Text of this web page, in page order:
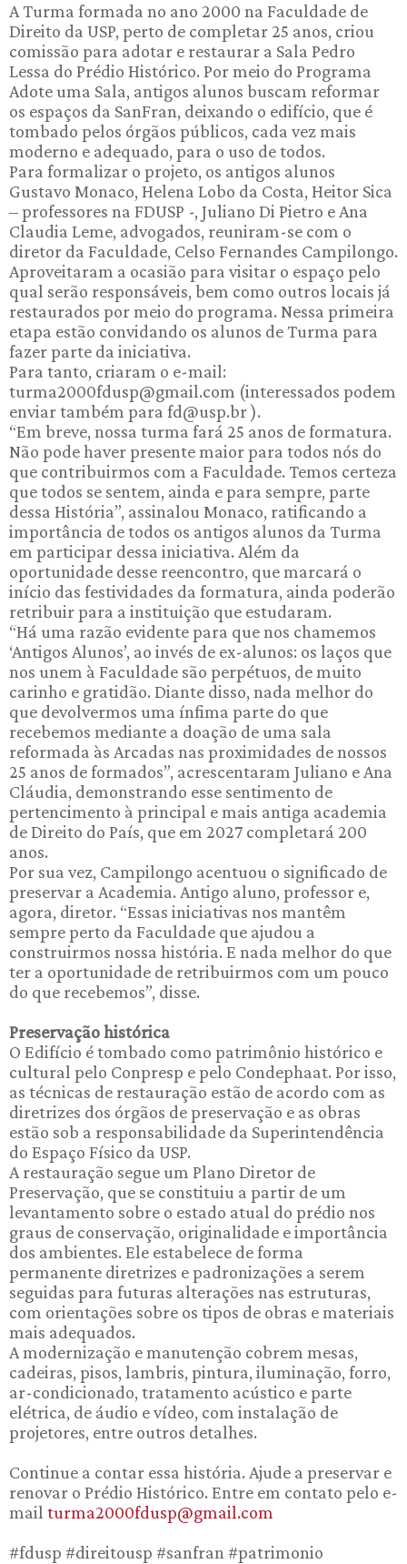
A Turma formada no ano 2000 na Faculdade de
Direito da USP, perto de completar 25 anos, criou
comissão para adotar e restaurar a Sala Pedro
Lessa do Prédio Histórico. Por meio do Programa
Adote uma Sala, antigos alunos buscam reformar
os espaços da SanFran, deixando o edifício, que é
tombado pelos órgãos públicos, cada vez mais
moderno e adequado, para o uso de todos.
Para formalizar o projeto, os antigos alunos
Gustavo Monaco, Helena Lobo da Costa, Heitor Sica
– professores na FDUSP -, Juliano Di Pietro e Ana
Claudia Leme, advogados, reuniram-se com o
diretor da Faculdade, Celso Fernandes Campilongo.
Aproveitaram a ocasião para visitar o espaço pelo
qual serão responsáveis, bem como outros locais já
restaurados por meio do programa. Nessa primeira
etapa estão convidando os alunos de Turma para
fazer parte da iniciativa.
Para tanto, criaram o e-mail:
turma2000fdusp@gmail.com (interessados podem
enviar também para fd@usp.br ).
“Em breve, nossa turma fará 25 anos de formatura.
Não pode haver presente maior para todos nós do
que contribuirmos com a Faculdade. Temos certeza
que todos se sentem, ainda e para sempre, parte
dessa História”, assinalou Monaco, ratificando a
importância de todos os antigos alunos da Turma
em participar dessa iniciativa. Além da
oportunidade desse reencontro, que marcará o
início das festividades da formatura, ainda poderão
retribuir para a instituição que estudaram.
“Há uma razão evidente para que nos chamemos
‘Antigos Alunos’, ao invés de ex-alunos: os laços que
nos unem à Faculdade são perpétuos, de muito
carinho e gratidão. Diante disso, nada melhor do
que devolvermos uma ínfima parte do que
recebemos mediante a doação de uma sala
reformada às Arcadas nas proximidades de nossos
25 anos de formados”, acrescentaram Juliano e Ana
Cláudia, demonstrando esse sentimento de
pertencimento à principal e mais antiga academia
de Direito do País, que em 2027 completará 200
anos.
Por sua vez, Campilongo acentuou o significado de
preservar a Academia. Antigo aluno, professor e,
agora, diretor. “Essas iniciativas nos mantêm
sempre perto da Faculdade que ajudou a
construirmos nossa história. E nada melhor do que
ter a oportunidade de retribuirmos com um pouco
do que recebemos”, disse.
Preservação histórica
O Edifício é tombado como patrimônio histórico e
cultural pelo Conpresp e pelo Condephaat. Por isso,
as técnicas de restauração estão de acordo com as
diretrizes dos órgãos de preservação e as obras
estão sob a responsabilidade da Superintendência
do Espaço Físico da USP.
A restauração segue um Plano Diretor de
Preservação, que se constituiu a partir de um
levantamento sobre o estado atual do prédio nos
graus de conservação, originalidade e importância
dos ambientes. Ele estabelece de forma
permanente diretrizes e padronizações a serem
seguidas para futuras alterações nas estruturas,
com orientações sobre os tipos de obras e materiais
mais adequados.
A modernização e manutenção cobrem mesas,
cadeiras, pisos, lambris, pintura, iluminação, forro,
ar-condicionado, tratamento acústico e parte
elétrica, de áudio e vídeo, com instalação de
projetores, entre outros detalhes.
Continue a contar essa história. Ajude a preservar e
renovar o Prédio Histórico. Entre em contato pelo e-
mail turma2000fdusp@gmail.com
#fdusp #direitousp #sanfran #patrimonio